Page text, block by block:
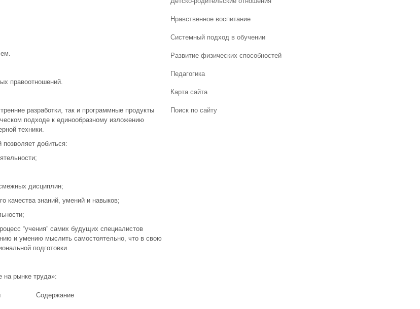
правоотношений.
разработки, так и программные продукты
подходе к единообразному изложению
техники.
добиться:
дисциплин;
качества знаний, умений и навыков;
“учения” самих будущих специалистов
и умению мыслить самостоятельно, что в свою
подготовки.
на рынке труда»:
Содержание
Нравственное воспитание
Системный подход в обучении
Развитие физических способностей
Педагогика
Карта сайта
Поиск по сайту